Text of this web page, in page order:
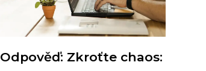
Odpověď: Zkroťte chaos: